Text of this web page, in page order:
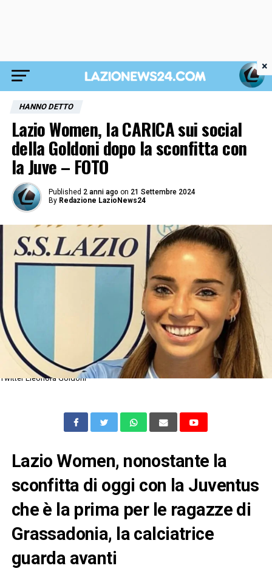
HANNO DETTO
Lazio Women, la CARICA sui social
della Goldoni dopo la sconfitta con
la Juve – FOTO
Published 2 anni ago on 21 Settembre 2024
By Redazione LazioNews24
Twitter Eleonora Goldoni
Lazio Women, nonostante la
sconfitta di oggi con la Juventus
che è la prima per le ragazze di
Grassadonia, la calciatrice
guarda avanti
×